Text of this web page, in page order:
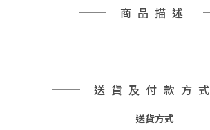
商品描述
送貨及付款方式
送貨方式